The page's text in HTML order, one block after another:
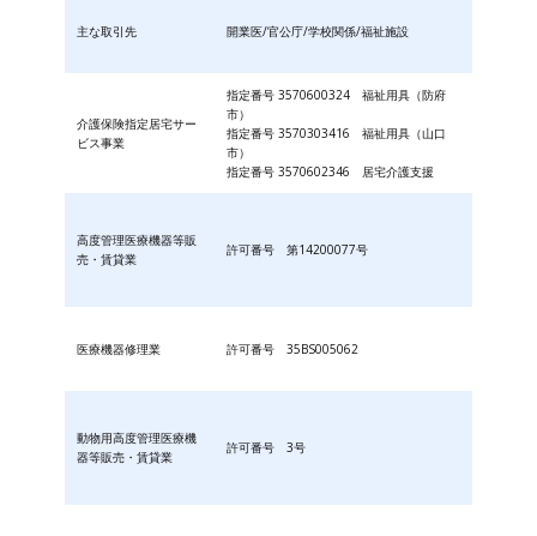
主な取引先 開業医/官公庁/学校関係/福祉施設
介護保険指定居宅サー
ビス事業
指定番号 3570600324 福祉用具（防府
市）
指定番号 3570303416 福祉用具（山口
市）
指定番号 3570602346 居宅介護支援
高度管理医療機器等販
売・賃貸業
許可番号 第14200077号
医療機器修理業 許可番号 35BS005062
動物用高度管理医療機
器等販売・賃貸業
許可番号 3号